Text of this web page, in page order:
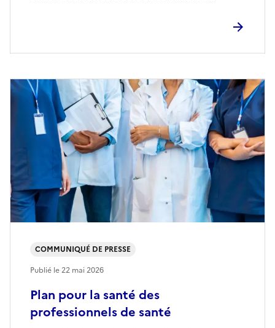
Plan pour la santé des
professionnels de santé
COMMUNIQUÉ DE PRESSE
Publié le22 mai 2026